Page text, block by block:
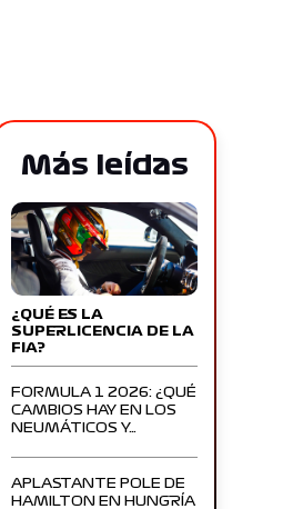
Más leídas
¿QUÉ ES LA
SUPERLICENCIA DE LA
FIA?
FORMULA 1 2026: ¿QUÉ
CAMBIOS HAY EN LOS
NEUMÁTICOS Y…
APLASTANTE POLE DE
HAMILTON EN HUNGRÍA